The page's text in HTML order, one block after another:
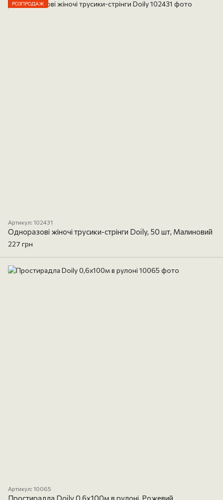
РОЗПРОДАЖ
Артикул: 102431
Одноразові жіночі трусики-стрінги Doily, 50 шт, Малиновий
227 грн
Артикул: 10065
Простирадла Doily 0,6x100м в рулоні, Рожевий